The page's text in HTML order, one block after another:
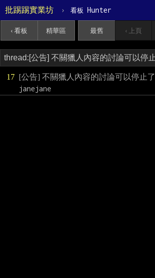
批踢踢實業坊 › 看板 Hunter
‹ 看板 精華區 最舊 ‹ 上頁
17 [公告] 不關獵人內容的討論可以停止了
janejane